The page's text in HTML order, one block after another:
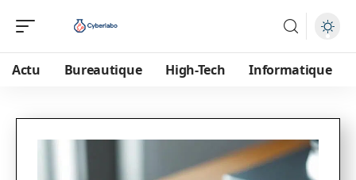
Actu Bureautique High-Tech Informatique